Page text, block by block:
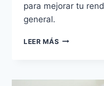
para mejorar tu
general.
LEER MÁS BENEFICIOS
MÁS